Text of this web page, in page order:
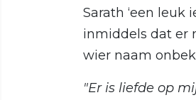
Sarath ‘een leuk
inmiddels dat er
wier naam
"Er is liefde op